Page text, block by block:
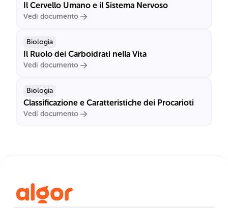
Il Cervello Umano e il Sistema Nervoso
Vedi documento
Biologia
Il Ruolo dei Carboidrati nella Vita
Vedi documento
Biologia
Classificazione e Caratteristiche dei Procarioti
Vedi documento